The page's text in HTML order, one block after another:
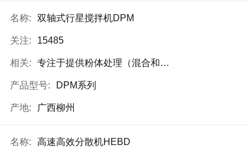
名称: 双轴式行星搅拌机DPM
关注: 15485
相关: 专注于提供粉体处理（混合和颗粒设计为主）设备,高粘高固搅拌设备,粉液自动上料系统的高端智能装备解决方案
产品型号: DPM系列
产地: 广西柳州
名称: 高速高效分散机HEBD